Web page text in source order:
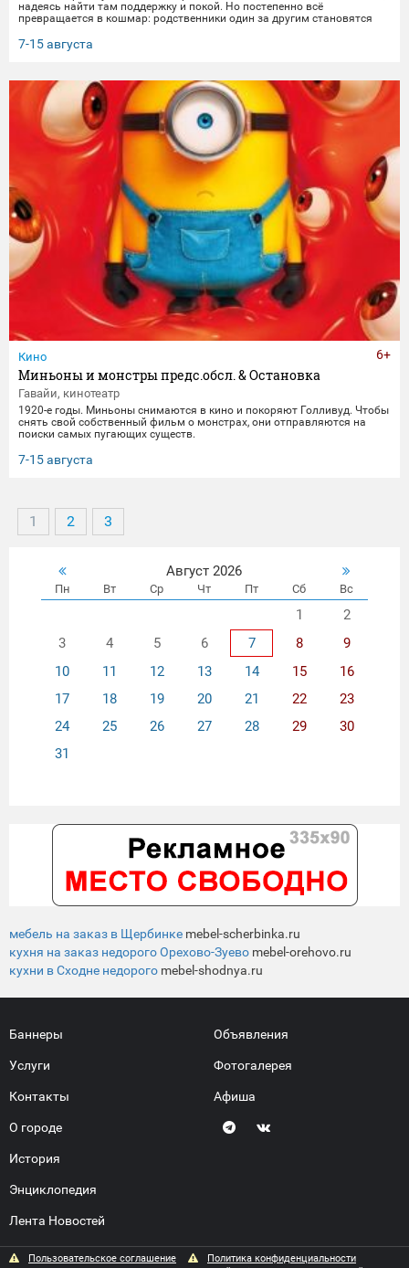
надеясь найти там поддержку и покой. Но постепенно всё
превращается в кошмар: родственники один за другим становятся
клятвы любви и верности не заканчиваются даже со смертью.
7-15 августа
Кино
Миньоны и монстры предс.обсл. & Остановка
Гавайи, кинотеатр
1920-е годы. Миньоны снимаются в кино и покоряют Голливуд. Чтобы
снять свой собственный фильм о монстрах, они отправляются на
поиски самых пугающих существ.
7-15 августа
6+
1 2 3
Август 2026
Пн Вт Ср Чт Пт Сб Вс
1
2
3
4 5 6 7 8
9
10
11 12 13 14 15
16
17
18 19 20 21 22
23
24
25 26 27 28 29
30
31
мебель на заказ в Щербинке mebel-scherbinka.ru
кухня на заказ недорого Орехово-Зуево mebel-orehovo.ru
кухни в Сходне недорого mebel-shodnya.ru
Баннеры
Услуги
Контакты
О городе
История
Энциклопедия
Лента Новостей
Объявления
Фотогалерея
Афиша
Пользовательское соглашение
Политика конфиденциальности